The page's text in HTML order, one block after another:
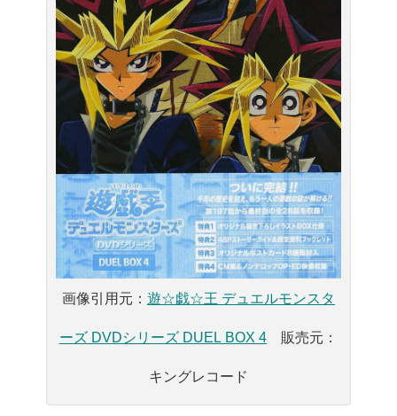
画像引用元： 遊☆戯☆王 デュエルモンスタ
ーズ DVDシリーズ DUEL BOX 4 販売元：
キングレコード